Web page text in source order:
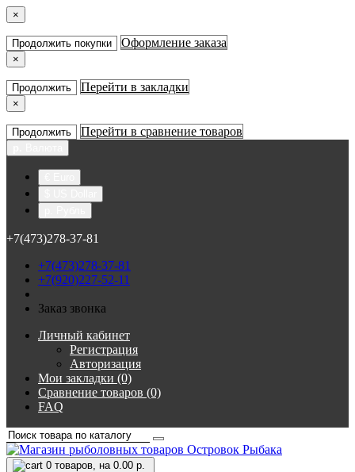
×
Продолжить покупки Оформление заказа
×
Продолжить Перейти в закладки
×
Продолжить Перейти в сравнение товаров
+7(473)278-37-81
+7(473)278-37-81
+7(920)227-52-11
Заказ звонка
Личный кабинет
Регистрация
Авторизация
Мои закладки (0)
Сравнение товаров (0)
FAQ
0 товаров, на 0.00 р.